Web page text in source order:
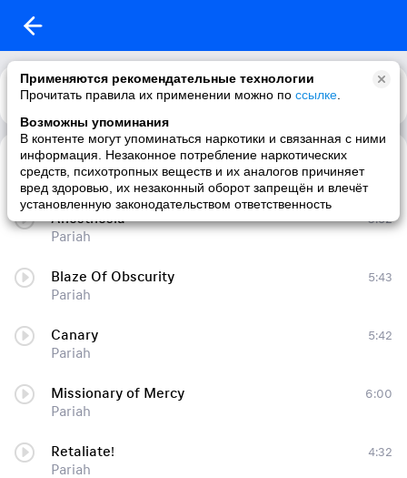
Применяются рекомендательные технологии
Прочитать правила их применении можно по ссылке
Возможны упоминания
В контенте могут упоминаться наркотики и связанная с ними
информация. Незаконное потребление наркотических
средств, психотропных веществ и их аналогов причиняет
вред здоровью, их незаконный оборот запрещён и влечёт
установленную законодательством ответственность
Каталог Рекомендации
Летний Дождь (prod. evryn)
Pariah
Anesthesia
Pariah
3:52
Blaze Of Obscurity
Pariah
5:43
Canary
Pariah
5:42
Missionary of Mercy
Pariah
6:00
Retaliate!
Pariah
4:32